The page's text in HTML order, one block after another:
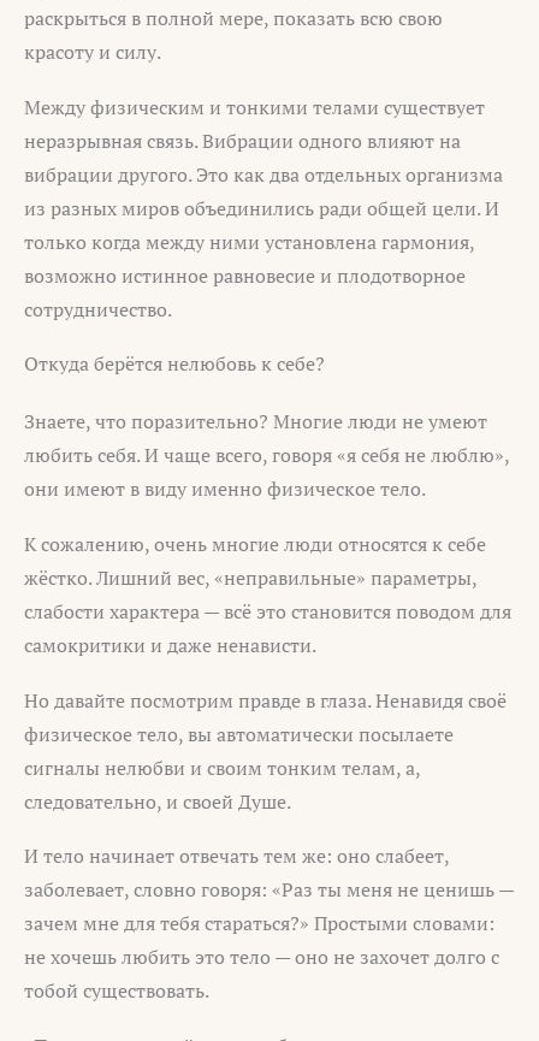
раскрыться в полной мере, показать всю свою
красоту и силу.
Между физическим и тонкими телами существует
неразрывная связь. Вибрации одного влияют на
вибрации другого. Это как два отдельных организма
из разных миров объединились ради общей цели. И
только когда между ними установлена гармония,
возможно истинное равновесие и плодотворное
сотрудничество.
Откуда берётся нелюбовь к себе?
Знаете, что поразительно? Многие люди не умеют
любить себя. И чаще всего, говоря «я себя не люблю»,
они имеют в виду именно физическое тело.
К сожалению, очень многие люди относятся к себе
жёстко. Лишний вес, «неправильные» параметры,
слабости характера — всё это становится поводом для
самокритики и даже ненависти.
Но давайте посмотрим правде в глаза. Ненавидя своё
физическое тело, вы автоматически посылаете
сигналы нелюбви и своим тонким телам, а,
следовательно, и своей Душе.
И тело начинает отвечать тем же: оно слабеет,
заболевает, словно говоря: «Раз ты меня не ценишь —
зачем мне для тебя стараться?» Простыми словами:
не хочешь любить это тело — оно не захочет долго с
тобой существовать.